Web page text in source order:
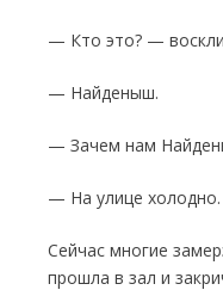
— Кто это? —
— Найденыш.
— Зачем нам
— На улице холодно.
Сейчас многие
прошла в зал и